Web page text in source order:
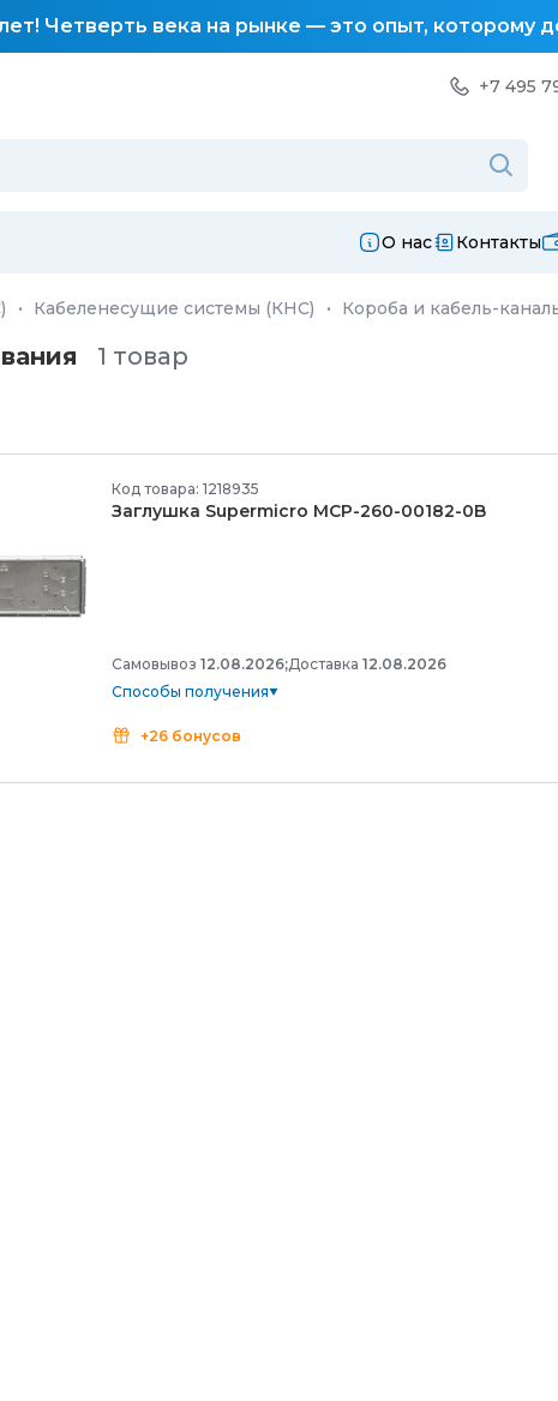
Четверть века на рынке — это опыт, которому
+7 495
О нас Контакты
· Кабеленесущие системы (КНС) · Короба и кабель-
1 товар
Код товара: 1218935
Заглушка Supermicro MCP-260-00182-0B
Самовывоз 12.08.2026;Доставка 12.08.2026
Способы получения
+26 бонусов